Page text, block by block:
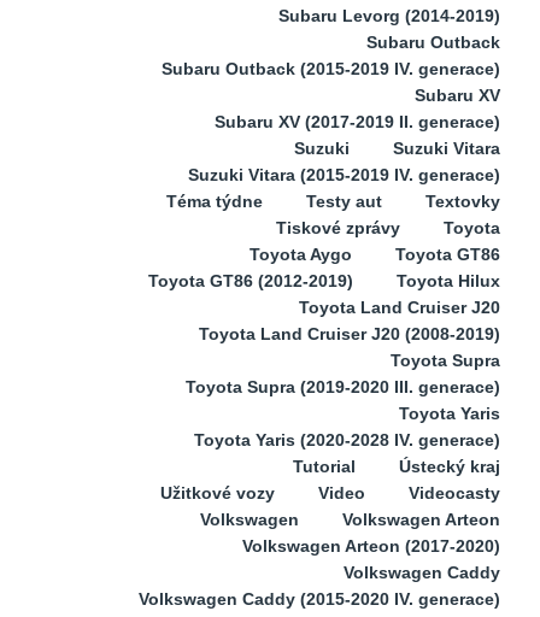
Subaru Levorg (2014-2019)
Subaru Outback
Subaru Outback (2015-2019 IV. generace)
Subaru XV
Subaru XV (2017-2019 II. generace)
Suzuki
Suzuki Vitara
Suzuki Vitara (2015-2019 IV. generace)
Téma týdne
Testy aut
Textovky
Tiskové zprávy
Toyota
Toyota Aygo
Toyota GT86
Toyota GT86 (2012-2019)
Toyota Hilux
Toyota Land Cruiser J20
Toyota Land Cruiser J20 (2008-2019)
Toyota Supra
Toyota Supra (2019-2020 III. generace)
Toyota Yaris
Toyota Yaris (2020-2028 IV. generace)
Tutorial
Ústecký kraj
Užitkové vozy
Video
Videocasty
Volkswagen
Volkswagen Arteon
Volkswagen Arteon (2017-2020)
Volkswagen Caddy
Volkswagen Caddy (2015-2020 IV. generace)